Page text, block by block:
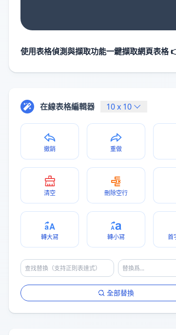
使用表格偵測與擷取功能一鍵擷取網頁表格
在線表格編輯器 10x 10
撤銷 重做
清空 刪除空行
轉大冩 轉小冩 首
全部替換